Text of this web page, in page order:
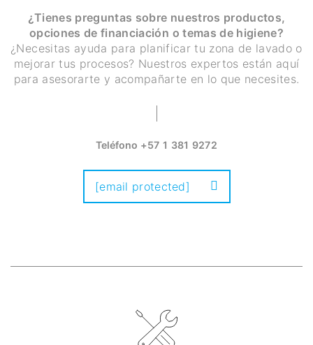
¿Tienes preguntas sobre nuestros productos,
opciones de financiación o temas de higiene?
¿Necesitas ayuda para planificar tu zona de lavado o
mejorar tus procesos? Nuestros expertos están aquí
para asesorarte y acompañarte en lo que necesites.
Teléfono +57 1 381 9272
[email protected]